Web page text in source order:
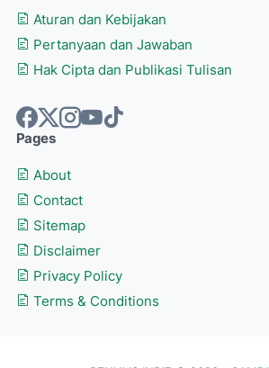
Aturan dan Kebijakan
Pertanyaan dan Jawaban
Hak Cipta dan Publikasi Tulisan
Pages
About
Contact
Sitemap
Disclaimer
Privacy Policy
Terms & Conditions